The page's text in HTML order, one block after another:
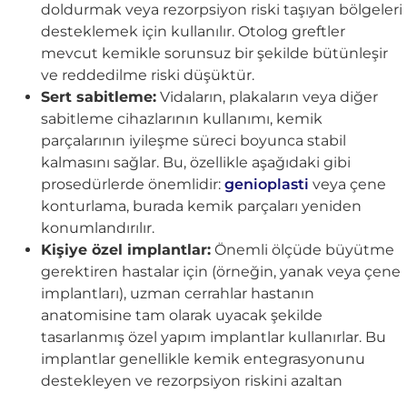
doldurmak veya rezorpsiyon riski taşıyan bölgeleri
desteklemek için kullanılır. Otolog greftler
mevcut kemikle sorunsuz bir şekilde bütünleşir
ve reddedilme riski düşüktür.
Sert sabitleme: Vidaların, plakaların veya diğer
sabitleme cihazlarının kullanımı, kemik
parçalarının iyileşme süreci boyunca stabil
kalmasını sağlar. Bu, özellikle aşağıdaki gibi
prosedürlerde önemlidir: genioplasti veya çene
konturlama, burada kemik parçaları yeniden
konumlandırılır.
Kişiye özel implantlar: Önemli ölçüde büyütme
gerektiren hastalar için (örneğin, yanak veya çene
implantları), uzman cerrahlar hastanın
anatomisine tam olarak uyacak şekilde
tasarlanmış özel yapım implantlar kullanırlar. Bu
implantlar genellikle kemik entegrasyonunu
destekleyen ve rezorpsiyon riskini azaltan